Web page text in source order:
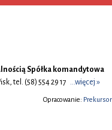
Spółka komandytowa
tel. (58) 554 29 17 ...więcej »
Opracowanie: Prekursor